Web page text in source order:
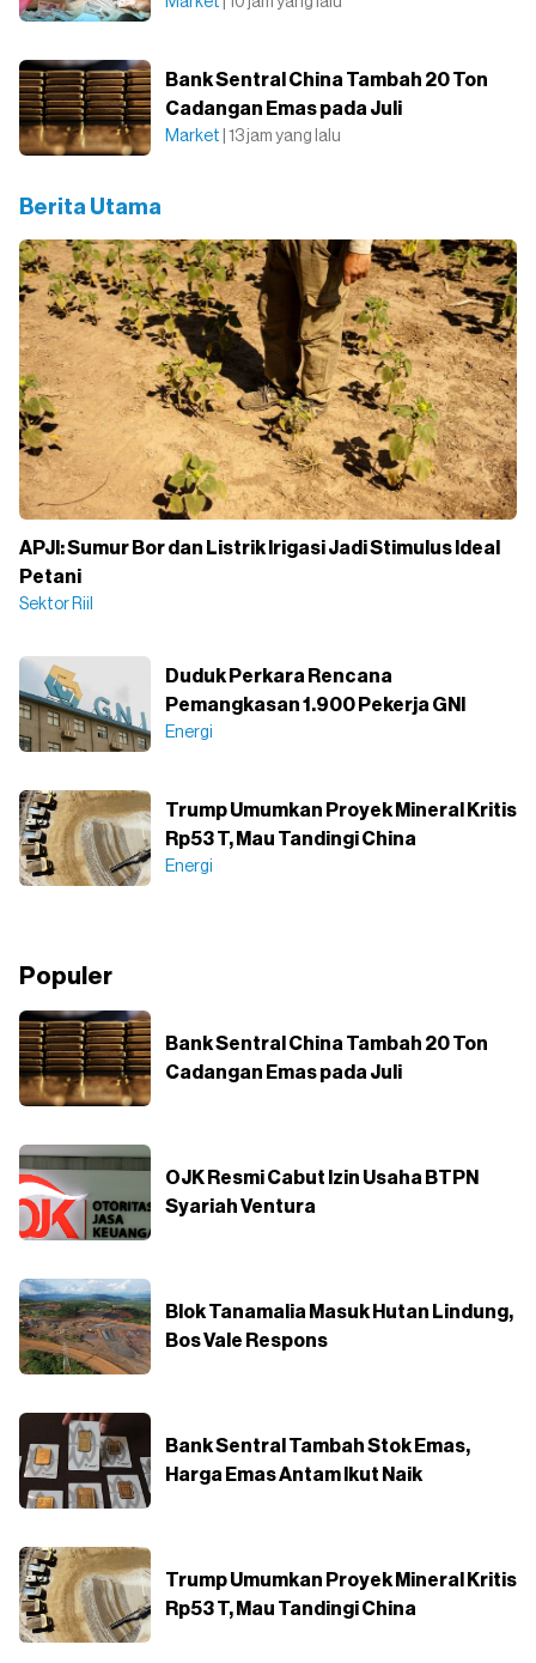
Bank Sentral China Tambah 20 Ton
Cadangan Emas pada Juli
Market | 13 jam yang lalu
Berita Utama
APJI: Sumur Bor dan Listrik Irigasi Jadi Stimulus Ideal
Petani
Sektor Riil
Duduk Perkara Rencana
Pemangkasan 1.900 Pekerja GNI
Energi
Trump Umumkan Proyek Mineral Kritis
Rp53 T, Mau Tandingi China
Energi
Populer
Bank Sentral China Tambah 20 Ton
Cadangan Emas pada Juli
OJK Resmi Cabut Izin Usaha BTPN
Syariah Ventura
Blok Tanamalia Masuk Hutan Lindung,
Bos Vale Respons
Bank Sentral Tambah Stok Emas,
Harga Emas Antam Ikut Naik
Trump Umumkan Proyek Mineral Kritis
Rp53 T, Mau Tandingi China